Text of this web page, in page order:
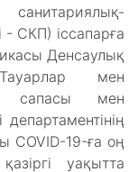
- СКП) іссапарға
Денсаулық
мен
сапасы мен
департаментінің
COVID-19-ға оң
уақытта